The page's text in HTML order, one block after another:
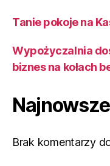
Tanie pokoje na
Wypożyczalnia
biznes na kołach
Brak komentarzy